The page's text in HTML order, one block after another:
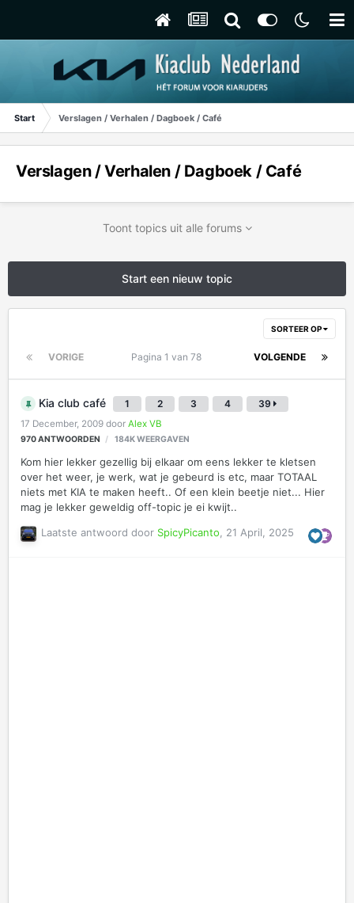
Start Verslagen / Verhalen / Dagboek / Café
Verslagen / Verhalen / Dagboek / Café
Toont topics uit alle forums
Start een nieuw topic
SORTEER OP
VORIGE VOLGENDE
Pagina 1 van 78
Kia club café 1 2 3 4 39
17 December, 2009 door Alex VB
970ANTWOORDEN 184KWEERGAVEN
Kom hier lekker gezellig bij elkaar om eens lekker te kletsen
over het weer, je werk, wat je gebeurd is etc, maar TOTAAL
niets met KIA te maken heeft.. Of een klein beetje niet... Hier
mag je lekker geweldig off-topic je ei kwijt..
Laatste antwoord door SpicyPicanto 21 April, 2025